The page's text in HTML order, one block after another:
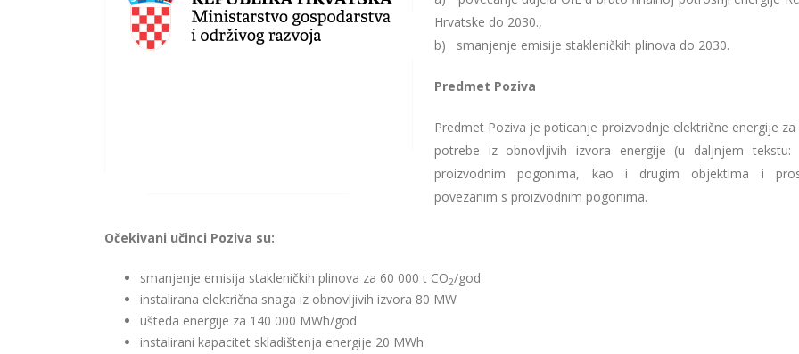
Hrvatske do 2030.,
b) smanjenje emisije stakleničkih plinova do 2030.
Predmet Poziva
Predmet Poziva je poticanje proizvodnje električne energije za
potrebe iz obnovljivih izvora energije (u daljnjem tekstu:
proizvodnim pogonima, kao i drugim objektima i
povezanim s proizvodnim pogonima.
Očekivani učinci Poziva su:
smanjenje emisija stakleničkih plinova za 60 000 t CO2/god
instalirana električna snaga iz obnovljivih izvora 80 MW
ušteda energije za 140 000 MWh/god
instalirani kapacitet skladištenja energije 20 MWh